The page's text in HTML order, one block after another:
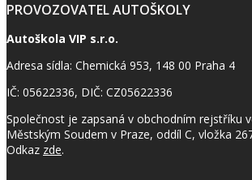
PROVOZOVATEL AUTOŠKOLY
Autoškola VIP s.r.o.
Adresa sídla: Chemická 953, 148 00 Praha 4
IČ: 05622336, DIČ: CZ05622336
Společnost je zapsaná v obchodním rejstříku
Městským Soudem v Praze, oddíl C, vložka
Odkaz zde.